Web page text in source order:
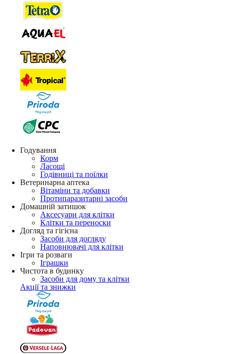
Годування
Корм
Ласощі
Годівниці та поїлки
Ветеринарна аптека
Вітаміни та добавки
Протипаразитарні засоби
Домашній затишок
Аксесуари для клітки
Клітки та переноски
Догляд та гігієна
Засоби для догляду
Наповнювачі для клітки
Ігри та розваги
Іграшки
Чистота в будинку
Засоби для дому та клітки
Акції та знижки